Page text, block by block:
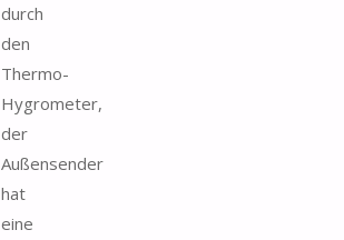
durch
den
Thermo-
Hygrometer,
der
Außensender
hat
eine